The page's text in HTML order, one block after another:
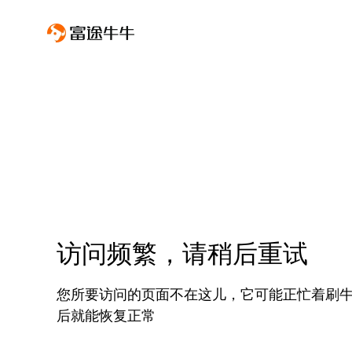
访问频繁，请稍后重试
您所要访问的页面不在这儿，它可能正忙着刷
后就能恢复正常